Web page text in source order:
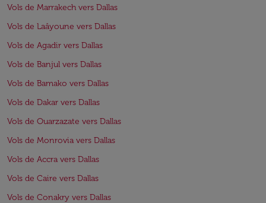
Vols de Marrakech vers Dallas
Vols de Laâyoune vers Dallas
Vols de Agadir vers Dallas
Vols de Banjul vers Dallas
Vols de Bamako vers Dallas
Vols de Dakar vers Dallas
Vols de Ouarzazate vers Dallas
Vols de Monrovia vers Dallas
Vols de Accra vers Dallas
Vols de Caire vers Dallas
Vols de Conakry vers Dallas